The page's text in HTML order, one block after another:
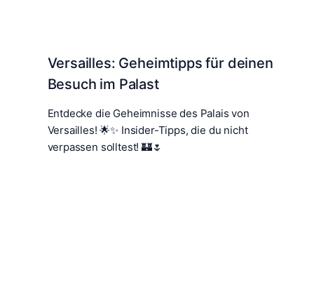
Versailles: Geheimtipps für deinen
Besuch im Palast
Entdecke die Geheimnisse des Palais von
Versailles! 🌟✨ Insider-Tipps, die du nicht
verpassen solltest! 🏰🌷